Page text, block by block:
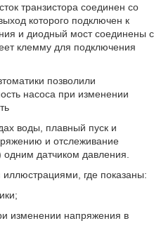
транзистора соединен со
которого подключен к
и диодный мост соединены с
клемму для подключения
позволили
насоса при изменении
воды, плавный пуск и
и отслеживание
датчиком давления.
где показаны:
изменении напряжения в